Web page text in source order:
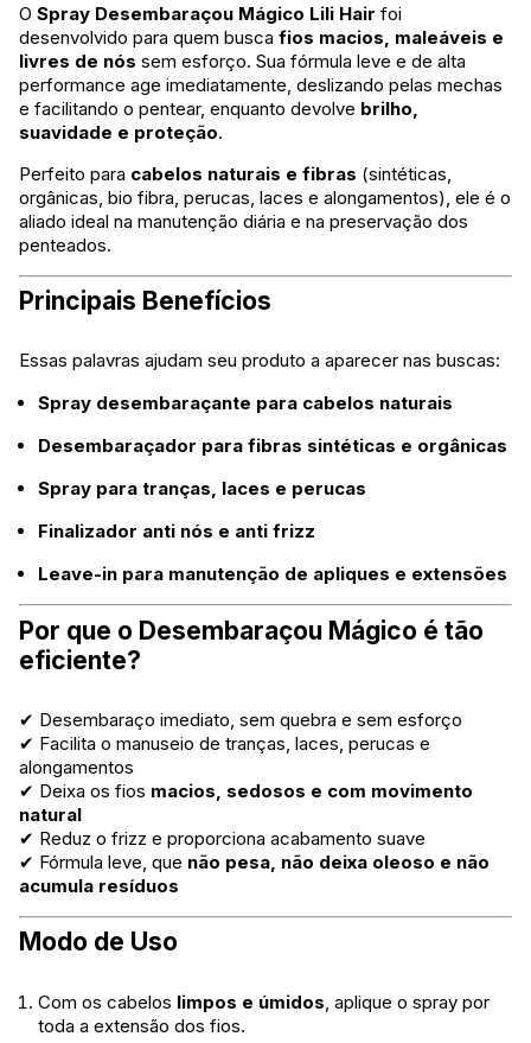
O Spray Desembaraçou Mágico Lili Hair foi
desenvolvido para quem busca fios macios, maleáveis e
livres de nós sem esforço. Sua fórmula leve e de alta
performance age imediatamente, deslizando pelas mechas
e facilitando o pentear, enquanto devolve brilho,
suavidade e proteção.
Perfeito para cabelos naturais e fibras (sintéticas,
orgânicas, bio fibra, perucas, laces e alongamentos), ele é o
aliado ideal na manutenção diária e na preservação dos
penteados.
Principais Benefícios
Essas palavras ajudam seu produto a aparecer nas buscas:
Spray desembaraçante para cabelos naturais
Desembaraçador para fibras sintéticas e orgânicas
Spray para tranças, laces e perucas
Finalizador anti nós e anti frizz
Leave-in para manutenção de apliques e extensões
Por que o Desembaraçou Mágico é tão
eficiente?
✔ Desembaraço imediato, sem quebra e sem esforço
✔ Facilita o manuseio de tranças, laces, perucas e
alongamentos
✔ Deixa os fios macios, sedosos e com movimento
natural
✔ Reduz o frizz e proporciona acabamento suave
✔ Fórmula leve, que não pesa, não deixa oleoso e não
acumula resíduos
Modo de Uso
Com os cabelos limpos e úmidos, aplique o spray por
toda a extensão dos fios.